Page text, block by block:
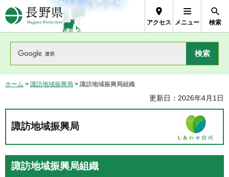
長野県Nagano Prefecture
アクセス メニュー 検索
ホーム > 諏訪地域振興局 > 諏訪地域振興局組織
更新日：2026年4月1日
諏訪地域振興局
諏訪地域振興局組織